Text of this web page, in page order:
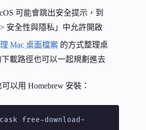
可能會跳出安全提示，到
> 安全性與隱私」中允許開啟
Mac 桌面檔案 的方式整理桌
載路徑也可以一起規劃進去
以用 Homebrew 安裝：
free-download-